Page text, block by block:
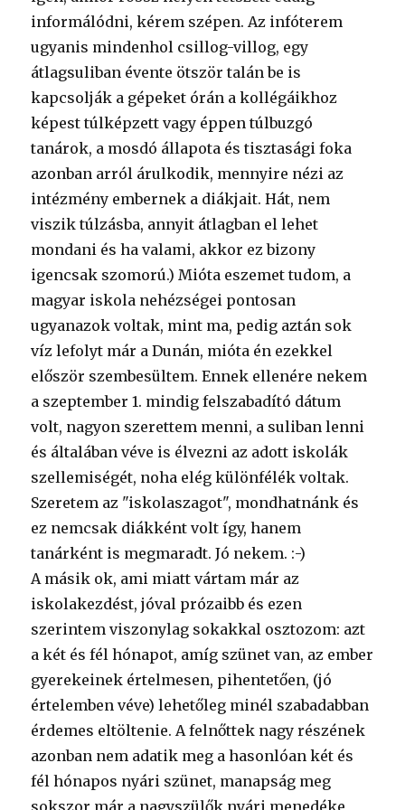
informálódni, kérem szépen. Az infóterem
ugyanis mindenhol csillog-villog, egy
átlagsuliban évente ötször talán be is
kapcsolják a gépeket órán a kollégáikhoz
képest túlképzett vagy éppen túlbuzgó
tanárok, a mosdó állapota és tisztasági foka
azonban arról árulkodik, mennyire nézi az
intézmény embernek a diákjait. Hát, nem
viszik túlzásba, annyit átlagban el lehet
mondani és ha valami, akkor ez bizony
igencsak szomorú.) Mióta eszemet tudom, a
magyar iskola nehézségei pontosan
ugyanazok voltak, mint ma, pedig aztán sok
víz lefolyt már a Dunán, mióta én ezekkel
először szembesültem. Ennek ellenére nekem
a szeptember 1. mindig felszabadító dátum
volt, nagyon szerettem menni, a suliban lenni
és általában véve is élvezni az adott iskolák
szellemiségét, noha elég különfélék voltak.
Szeretem az "iskolaszagot", mondhatnánk és
ez nemcsak diákként volt így, hanem
tanárként is megmaradt. Jó nekem. :-)
A másik ok, ami miatt vártam már az
iskolakezdést, jóval prózaibb és ezen
szerintem viszonylag sokakkal osztozom: azt
a két és fél hónapot, amíg szünet van, az ember
gyerekeinek értelmesen, pihentetően, (jó
értelemben véve) lehetőleg minél szabadabban
érdemes eltöltenie. A felnőttek nagy részének
azonban nem adatik meg a hasonlóan két és
fél hónapos nyári szünet, manapság meg
sokszor már a nagyszülők nyári menedéke